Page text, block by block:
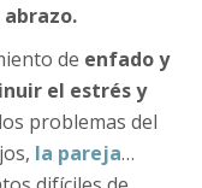
abrazo.
de enfado y
el estrés y
problemas del
la pareja…